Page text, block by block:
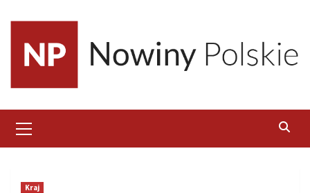
content
Menu
Kraj